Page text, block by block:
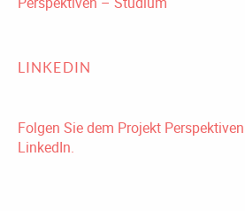
LINKEDIN
Folgen Sie dem Projekt
LinkedIn.